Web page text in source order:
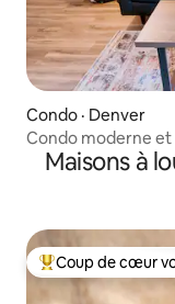
Condo · Denver
Condo moderne et
Maisons à
Coup de cœur
Coup de cœur